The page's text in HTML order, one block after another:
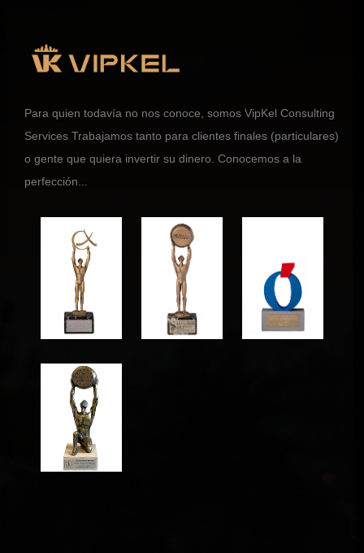
Para quien todavía no nos conoce, somos VipKel Consulting
Services Trabajamos tanto para clientes finales (particulares)
o gente que quiera invertir su dinero. Conocemos a la
perfección...